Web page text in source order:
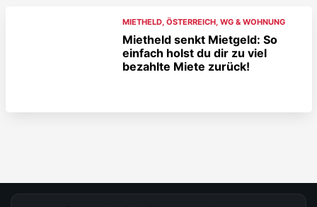
MIETHELD, ÖSTERREICH, WG & WOHNUNG
Mietheld senkt Mietgeld: So
einfach holst du dir zu viel
bezahlte Miete zurück!